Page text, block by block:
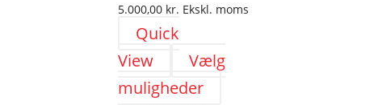
5.000,00 kr. Ekskl. moms
Quick
View
Vælg
muligheder